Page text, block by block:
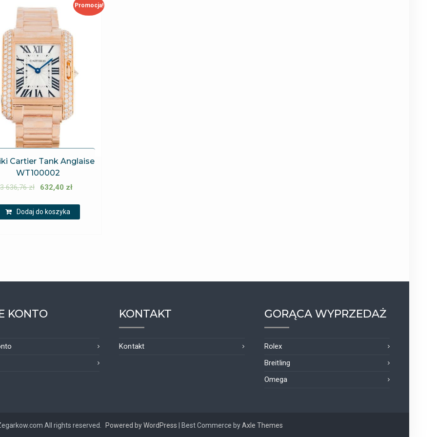
Promocja!
Cartier Tank Anglaise
WT100002
3 636,76zł 632,40 zł
Dodaj do koszyka
KONTO KONTAKT
Kontakt
GORĄCA WYPRZEDAŻ
Rolex
Breitling
Omega
All rights reserved. Powered by WordPress | Best Commerce byAxle Themes